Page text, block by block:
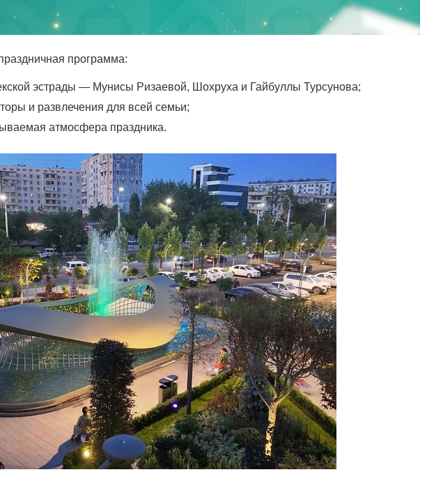
программа:
эстрады — Мунисы Ризаевой, Шохруха и Гайбуллы Турсунова;
и развлечения для всей семьи;
атмосфера праздника.